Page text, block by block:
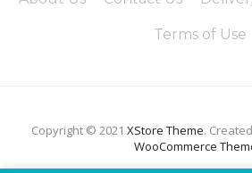
Terms of Use
Copyright © 2021 XStore Theme.
WooCommerce